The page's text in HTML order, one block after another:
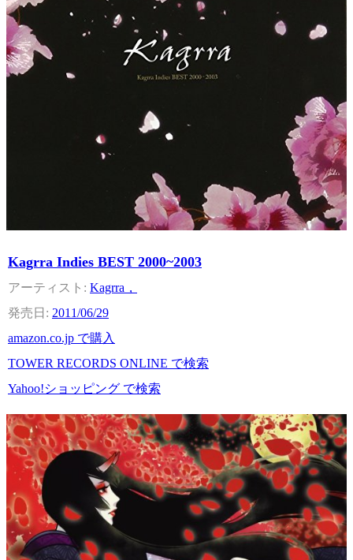
Kagrra Indies BEST 2000~2003
Kagrra，
2011/06/29
amazon.co.jp で購入
TOWER RECORDS ONLINE で検索
Yahoo!ショッピング で検索